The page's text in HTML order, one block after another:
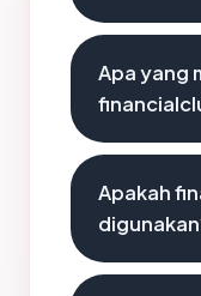
Apa yang
Apakah